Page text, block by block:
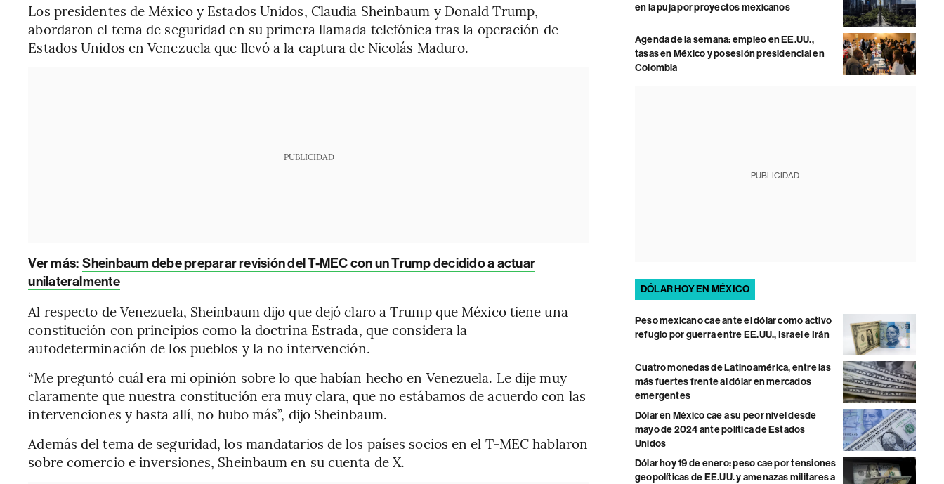
Los presidentes de México y Estados Unidos, Claudia Sheinbaum y Donald Trump,
abordaron el tema de seguridad en su primera llamada telefónica tras la operación de
Estados Unidos en Venezuela que llevó a la captura de Nicolás Maduro.
PUBLICIDAD
Ver más: Sheinbaum debe preparar revisión del T-MEC con un Trump decidido a actuar
unilateralmente
Al respecto de Venezuela, Sheinbaum dijo que dejó claro a Trump que México tiene una
constitución con principios como la doctrina Estrada, que considera la
autodeterminación de los pueblos y la no intervención.
“Me preguntó cuál era mi opinión sobre lo que habían hecho en Venezuela. Le dije muy
claramente que nuestra constitución era muy clara, que no estábamos de acuerdo con las
intervenciones y hasta allí, no hubo más”, dijo Sheinbaum.
Además del tema de seguridad, los mandatarios de los países socios en el T-MEC hablaron
sobre comercio e inversiones, Sheinbaum en su cuenta de X.
en la puja por proyectos mexicanos
Agenda de la semana: empleo en EE.UU.,
tasas en México y posesión presidencial en
Colombia
PUBLICIDAD
DÓLAR HOY EN MÉXICO
Peso mexicano cae ante el dólar como activo
refugio por guerra entre EE.UU., Israel e Irán
Cuatro monedas de Latinoamérica, entre las
más fuertes frente al dólar en mercados
emergentes
Dólar en México cae a su peor nivel desde
mayo de 2024 ante política de Estados
Unidos
Dólar hoy 19 de enero: peso cae por tensiones
geopolíticas de EE.UU. y amenazas militares a